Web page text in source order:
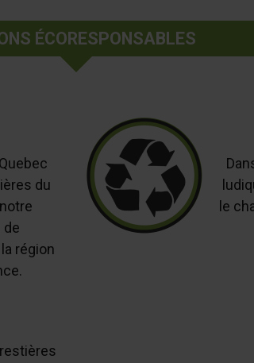
ÉCORESPONSABLES
du
de
région
le